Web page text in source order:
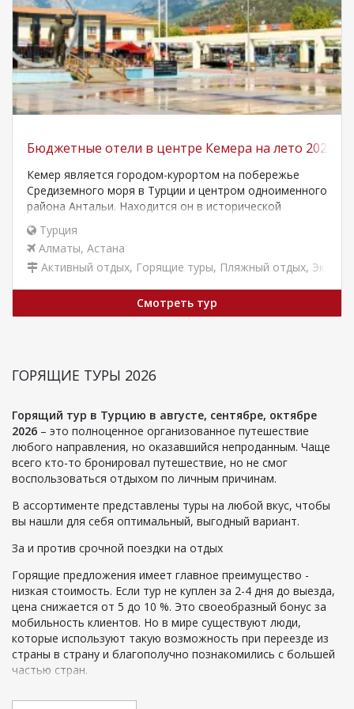
Бюджетные отели в центре Кемера на лето 2024
Кемер является городом-курортом на побережье
Средиземного моря в Турции и центром одноименного
района Антальи. Находится он в исторической
области –…
Турция
Алматы, Астана
Активный отдых, Горящие туры, Пляжный отдых,
Смотреть тур
ГОРЯЩИЕ ТУРЫ 2026
Горящий тур в Турцию в августе, сентябре, октябре
2026 – это полноценное организованное путешествие
любого направления, но оказавшийся непроданным. Чаще
всего кто-то бронировал путешествие, но не смог
воспользоваться отдыхом по личным причинам.
В ассортименте представлены туры на любой вкус, чтобы
вы нашли для себя оптимальный, выгодный вариант.
За и против срочной поездки на отдых
Горящие предложения имеет главное преимущество -
низкая стоимость. Если тур не куплен за 2-4 дня до выезда,
цена снижается от 5 до 10 %. Это своеобразный бонус за
мобильность клиентов. Но в мире существуют люди,
которые используют такую возможность при переезде из
страны в страну и благополучно познакомились с большей
частью стран.
Но горящие туры в Турцию имеет ограничения